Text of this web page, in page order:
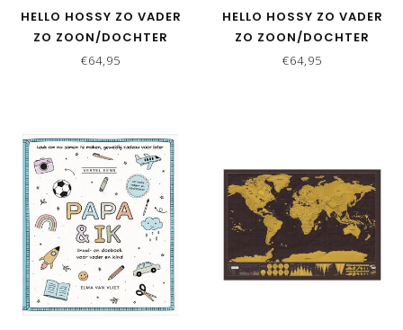
HELLO HOSSY ZO VADER
ZO ZOON/DOCHTER
MATCHING CAPS - DUCK
€64,95
HELLO HOSSY ZO VADER
ZO ZOON/DOCHTER
MATCHING CAPS - MINI
€64,95